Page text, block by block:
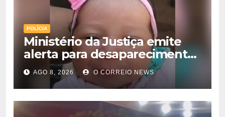
POLÍCIA
Ministério da Justiça emite
alerta para desaparecimento
de bebê de 28 dias em MS;
polícia apura suposto
sequestro
AGO 8, 2026 O CORREIO NEWS